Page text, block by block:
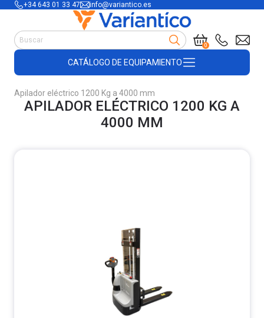
+34 643 01 33 47 info@variantico.es
0
CATÁLOGO DE EQUIPAMIENTO
Accesorios para carretillas
Útiles de almacén
Productos de plástico y madera
Encofrado
Apilador eléctrico 1200 Kg a 4000 mm
APILADOR ELÉCTRICO 1200 KG A
4000 MM